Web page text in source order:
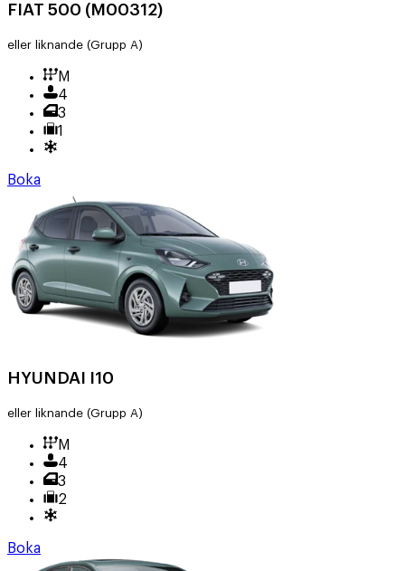
FIAT 500 (M00312)
eller liknande (Grupp A)
M
4
3
1
Boka
HYUNDAI I10
eller liknande (Grupp A)
M
4
3
2
Boka